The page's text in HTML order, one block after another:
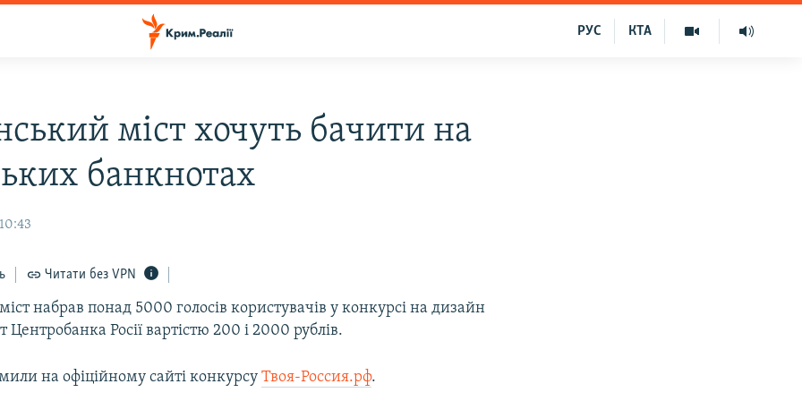
КТА
РУС
міст хочуть бачити на
банкнотах
Читати без VPN
набрав понад 5000 голосів користувачів у конкурсі на дизайн
Росії вартістю 200 і 2000 рублів.
на офіційному сайті конкурсуТвоя-Россия.рф.